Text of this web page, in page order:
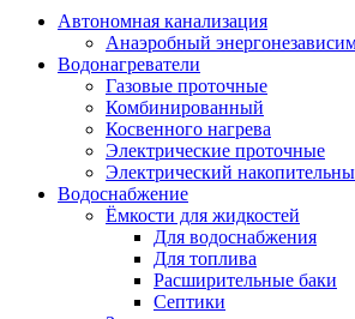
Автономная канализация
Анаэробный
Водонагреватели
Газовые проточные
Комбинированный
Косвенного нагрева
Электрические проточные
Электрический
Водоснабжение
Ёмкости для жидкостей
Для водоснабжения
Для топлива
Расширительные баки
Септики